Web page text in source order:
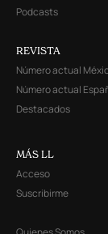
Podcasts
REVISTA
Número actual
Número actual
Destacados
MÁS LL
Acceso
Suscribirme